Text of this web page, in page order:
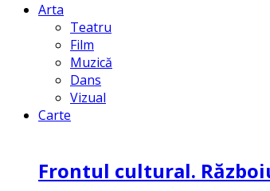
Arta
Teatru
Film
Muzică
Dans
Vizual
Carte
Frontul cultural.